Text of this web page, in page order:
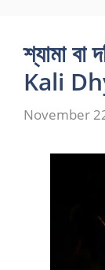
contentশ্যামা বা
Kali
November